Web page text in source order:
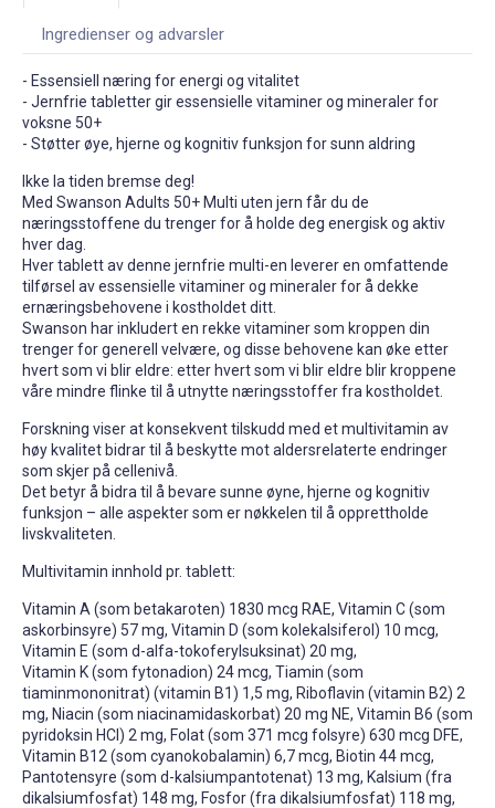
Ingredienser og advarsler
- Essensiell næring for energi og vitalitet
- Jernfrie tabletter gir essensielle vitaminer og mineraler for
voksne 50+
- Støtter øye, hjerne og kognitiv funksjon for sunn aldring
Ikke la tiden bremse deg!
Med Swanson Adults 50+ Multi uten jern får du de
næringsstoffene du trenger for å holde deg energisk og aktiv
hver dag.
Hver tablett av denne jernfrie multi-en leverer en omfattende
tilførsel av essensielle vitaminer og mineraler for å dekke
ernæringsbehovene i kostholdet ditt.
Swanson har inkludert en rekke vitaminer som kroppen din
trenger for generell velvære, og disse behovene kan øke etter
hvert som vi blir eldre: etter hvert som vi blir eldre blir kroppene
våre mindre flinke til å utnytte næringsstoffer fra kostholdet.
Forskning viser at konsekvent tilskudd med et multivitamin av
høy kvalitet bidrar til å beskytte mot aldersrelaterte endringer
som skjer på cellenivå.
Det betyr å bidra til å bevare sunne øyne, hjerne og kognitiv
funksjon – alle aspekter som er nøkkelen til å opprettholde
livskvaliteten.
Multivitamin innhold pr. tablett:
Vitamin A (som betakaroten) 1830 mcg RAE, Vitamin C (som
askorbinsyre) 57 mg, Vitamin D (som kolekalsiferol) 10 mcg,
Vitamin E (som d-alfa-tokoferylsuksinat) 20 mg,
Vitamin K (som fytonadion) 24 mcg, Tiamin (som
tiaminmononitrat) (vitamin B1) 1,5 mg, Riboflavin (vitamin B2) 2
mg, Niacin (som niacinamidaskorbat) 20 mg NE, Vitamin B6 (som
pyridoksin HCl) 2 mg, Folat (som 371 mcg folsyre) 630 mcg DFE,
Vitamin B12 (som cyanokobalamin) 6,7 mcg, Biotin 44 mcg,
Pantotensyre (som d-kalsiumpantotenat) 13 mg, Kalsium (fra
dikalsiumfosfat) 148 mg, Fosfor (fra dikalsiumfosfat) 118 mg,